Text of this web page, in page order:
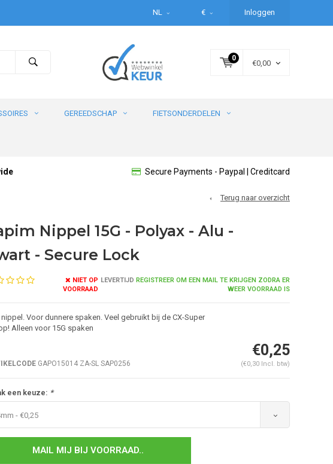
NL € Inloggen
0
€0,00
GEREEDSCHAP FIETSONDERDELEN
Secure Payments - Paypal | Creditcard
Terug naar overzicht
Nippel 15G - Polyax - Alu -
- Secure Lock
NIET OP
VOORRAAD
LEVERTIJD REGISTREER OM EEN MAIL TE KRIJGEN ZODRA ER
WEER VOORRAAD IS
nippel. Voor dunnere spaken. Veel gebruikt bij de CX-Super
Alleen voor 15G spaken
GAPO15014 ZA-SL SAP0256
€0,25
(€0,30 Incl. btw)
een keuze: *
- €0,25
MAIL MIJ BIJ VOORRAAD..